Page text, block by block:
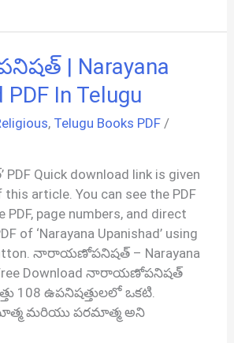
| Narayana
PDF In Telugu
, Telugu Books PDF /
Quick download link is given
article. You can see the PDF
PDF, page numbers, and direct
of ‘Narayana Upanishad’ using
నారాయణోపనిషత్ – Narayana
Free Download నారాయణోపనిషత్
108 ఉపనిషత్తులలో ఒకటి.
మరియు పరమాత్మ అని